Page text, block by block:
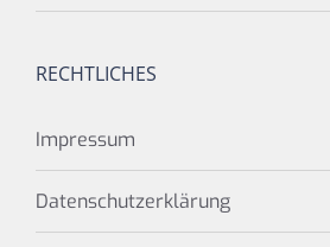
RECHTLICHES
Impressum
Datenschutzerklärung